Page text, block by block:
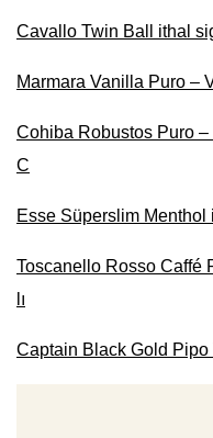
Cavallo Twin Ball ithal
Marmara Vanilla Puro –
Cohiba Robustos Puro –
C
Esse Süperslim Menthol
Toscanello Rosso Caffé
lı
Captain Black Gold Pipo